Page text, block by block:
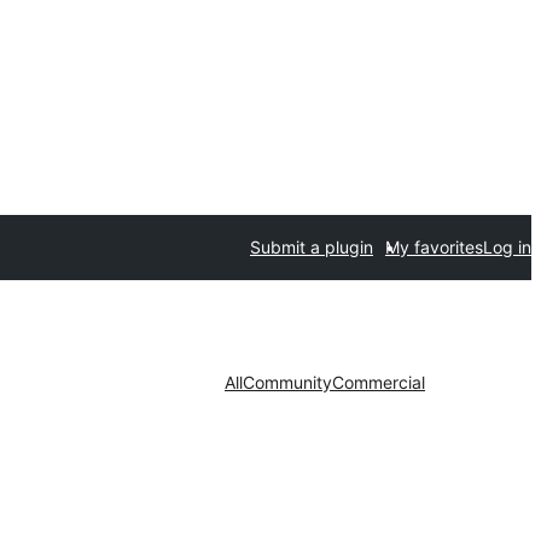
Submit a plugin My favoritesLog in
AllCommunityCommercial